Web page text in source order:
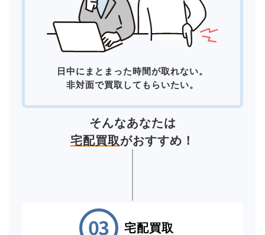
日中にまとまった時間が取れない。
非対面で買取してもらいたい。
そんなあなたは
宅配買取がおすすめ！
宅配買取